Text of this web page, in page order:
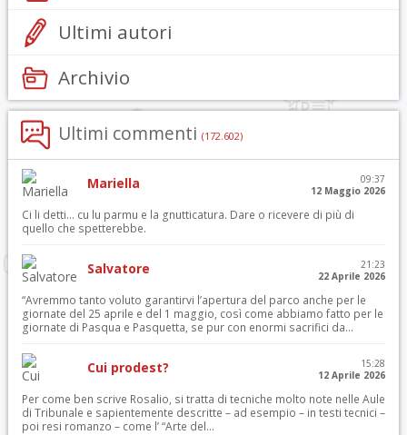
Ultimi autori
Archivio
Ultimi commenti (172.602)
Mariella
09:37
12 Maggio 2026
Ci li detti… cu lu parmu e la gnutticatura. Dare o ricevere di più di
quello che spetterebbe.
Salvatore
21:23
22 Aprile 2026
“Avremmo tanto voluto garantirvi l’apertura del parco anche per le
giornate del 25 aprile e del 1 maggio, così come abbiamo fatto per le
giornate di Pasqua e Pasquetta, se pur con enormi sacrifici da...
Cui prodest?
15:28
12 Aprile 2026
Per come ben scrive Rosalio, si tratta di tecniche molto note nelle Aule
di Tribunale e sapientemente descritte – ad esempio – in testi tecnici –
poi resi romanzo – come l’ “Arte del...